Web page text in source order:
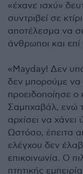
«έχανε ισχύ»
συντριβεί σε
αποτέλεσμα να
άνθρωποι και
«Mayday! Δεν
δεν μπορούμε
προειδοποίησε ο
Σαμπχαβάλ, ενώ
αρχίσει να
Ωστόσο, έπειτα
ελέγχου δεν
επικοινωνία. Ο
πτητικής